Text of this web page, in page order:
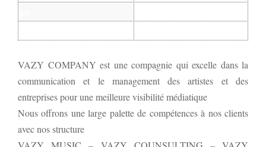
VAZY COMPANY est une compagnie qui excelle dans la
communication et le management des artistes et des
entreprises pour une meilleure visibilité médiatique
Nous offrons une large palette de compétences à nos clients
avec nos structure